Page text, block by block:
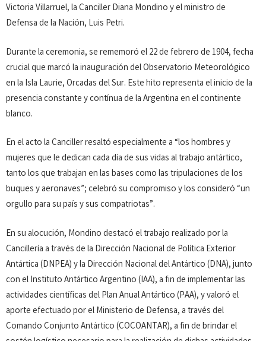
Victoria Villarruel, la Canciller Diana Mondino y el ministro de
Defensa de la Nación, Luis Petri.
Durante la ceremonia, se rememoró el 22 de febrero de 1904, fecha
crucial que marcó la inauguración del Observatorio Meteorológico
en la Isla Laurie, Orcadas del Sur. Este hito representa el inicio de la
presencia constante y contínua de la Argentina en el continente
blanco.
En el acto la Canciller resaltó especialmente a “los hombres y
mujeres que le dedican cada día de sus vidas al trabajo antártico,
tanto los que trabajan en las bases como las tripulaciones de los
buques y aeronaves”; celebró su compromiso y los consideró “un
orgullo para su país y sus compatriotas”.
En su alocución, Mondino destacó el trabajo realizado por la
Cancillería a través de la Dirección Nacional de Política Exterior
Antártica (DNPEA) y la Dirección Nacional del Antártico (DNA), junto
con el Instituto Antártico Argentino (IAA), a fin de implementar las
actividades científicas del Plan Anual Antártico (PAA), y valoró el
aporte efectuado por el Ministerio de Defensa, a través del
Comando Conjunto Antártico (COCOANTAR), a fin de brindar el